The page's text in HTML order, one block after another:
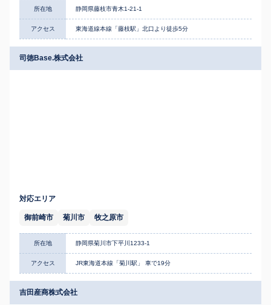
所在地 静岡県藤枝市青木1-21-1
アクセス 東海道線本線「藤枝駅」北口より徒歩5分
司徳Base.株式会社
対応エリア
御前崎市 菊川市 牧之原市
所在地 静岡県菊川市下平川1233-1
アクセス JR東海道本線「菊川駅」 車で19分
吉田産商株式会社